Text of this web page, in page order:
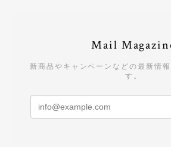
Mail
新商品やキャンペーンなどの最新情
す。